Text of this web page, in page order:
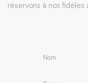
réservons à nos fidèles